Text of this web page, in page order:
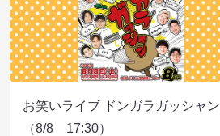
お笑いライブ ドンガラガッシャン
（8/8 17:30）